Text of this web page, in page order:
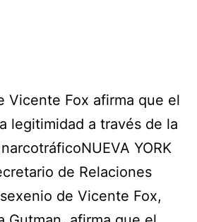
Vicente Fox afirma que el
legitimidad a través de la
YORK
de Relaciones
de Vicente Fox,